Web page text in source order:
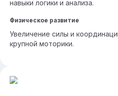
навыки логики и анализа.
Физическое развитие
Увеличение силы и
крупной моторики.